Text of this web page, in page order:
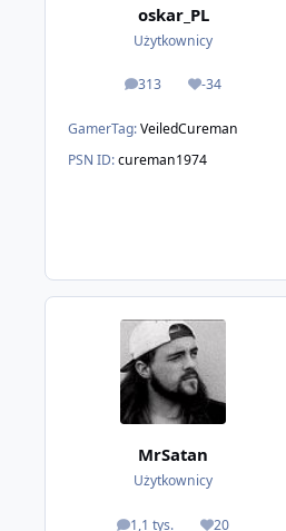
oskar_PL
Użytkownicy
313
odpowiedzi-34
Reputacja
GamerTag:VeiledCureman
PSN ID:cureman1974
MrSatan
Użytkownicy
1,1 tys. 20